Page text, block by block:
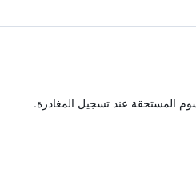
المستحقة عند تسجيل المغادرة.